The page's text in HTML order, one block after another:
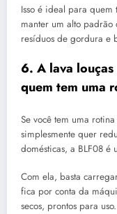
Isso é ideal para quem
manter um alto
resíduos de gordura e
6. A lava
quem tem uma
Se você tem uma
simplesmente quer
domésticas, a BLF08 é
Com ela, basta
fica por conta da
secos, prontos para uso.